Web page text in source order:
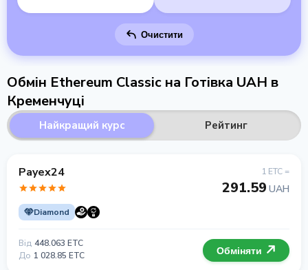
Очистити
Обмін Ethereum Classic на Готівка UAH в
Кременчуці
Найкращий курс Рейтинг
Payex24
Diamond
1 ETC =
291.59 UAH
Від 448.063 ETC
До 1 028.85 ETC Обміняти